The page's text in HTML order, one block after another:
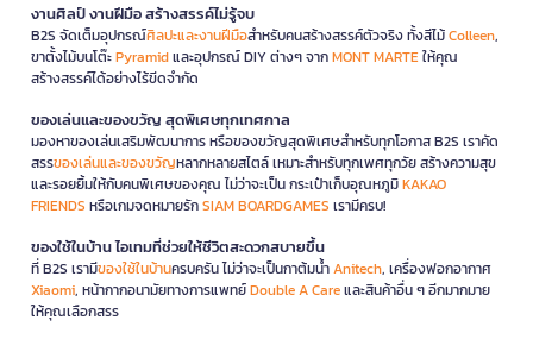
งานศิลป์ งานฝีมือ สร้างสรรค์ไม่รู้จบ
B2S จัดเต็มอุปกรณ์ศิลปะและงานฝีมือสำหรับคนสร้างสรรค์ตัวจริง ทั้งสีไม้Colleen,
ขาตั้งไม้บนโต๊ะPyramidและอุปกรณ์ DIY ต่างๆ จากMONT MARTEให้คุณ
สร้างสรรค์ได้อย่างไร้ขีดจำกัด
ของเล่นและของขวัญ สุดพิเศษทุกเทศกาล
มองหาของเล่นเสริมพัฒนาการ หรือของขวัญสุดพิเศษสำหรับทุกโอกาส B2S เราคัด
สรรของเล่นและของขวัญหลากหลายสไตล์ เหมาะสำหรับทุกเพศทุกวัย สร้างความสุข
และรอยยิ้มให้กับคนพิเศษของคุณ ไม่ว่าจะเป็น กระเป๋าเก็บอุณหภูมิKAKAO
FRIENDS หรือเกมจดหมายรักSIAM BOARDGAMES เรามีครบ!
ของใช้ในบ้าน ไอเทมที่ช่วยให้ชีวิตสะดวกสบายขึ้น
ที่ B2S เรามีของใช้ในบ้านครบครัน ไม่ว่าจะเป็นกาต้มน้ำAnitech, เครื่องฟอกอากาศ
Xiaomi, หน้ากากอนามัยทางการแพทย์Double A Careและสินค้าอื่น ๆ อีกมากมาย
ให้คุณเลือกสรร